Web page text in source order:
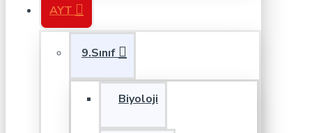
AYT
9.Sınıf
Biyoloji